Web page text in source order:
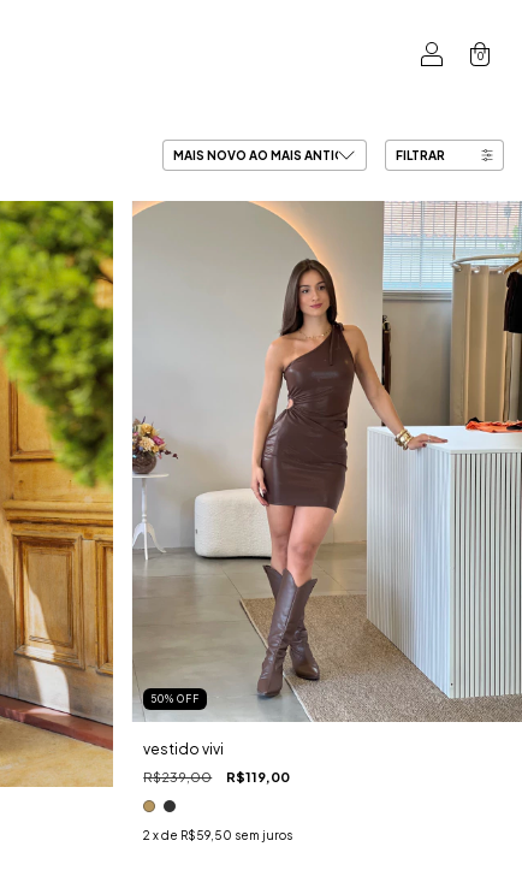
0
FILTRAR
50%OFF
vestido vivi
R$239,00 R$119,00
2 x de R$59,50 sem juros